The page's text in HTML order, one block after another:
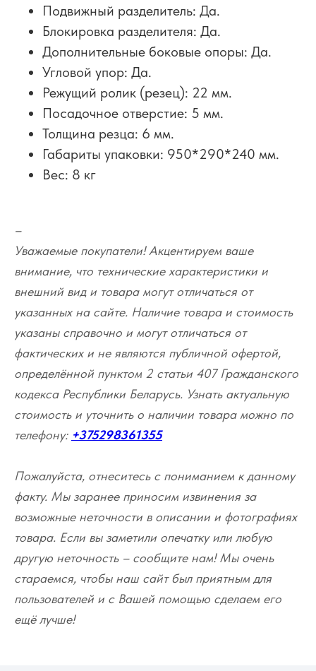
Подвижный разделитель: Да.
Блокировка разделителя: Да.
Дополнительные боковые опоры: Да.
Угловой упор: Да.
Режущий ролик (резец): 22 мм.
Посадочное отверстие: 5 мм.
Толщина резца: 6 мм.
Габариты упаковки: 950*290*240 мм.
Вес: 8 кг
–
Уважаемые покупатели! Акцентируем ваше
внимание, что технические характеристики и
внешний вид и товара могут отличаться от
указанных на сайте. Наличие товара и стоимость
указаны справочно и могут отличаться от
фактических и не являются публичной офертой,
определённой пунктом 2 статьи 407 Гражданского
кодекса Республики Беларусь. Узнать актуальную
стоимость и уточнить о наличии товара можно по
телефону: +375298361355
Пожалуйста, отнеситесь с пониманием к данному
факту. Мы заранее приносим извинения за
возможные неточности в описании и фотографиях
товара. Если вы заметили опечатку или любую
другую неточность – сообщите нам! Мы очень
стараемся, чтобы наш сайт был приятным для
пользователей и с Вашей помощью сделаем его
ещё лучше!